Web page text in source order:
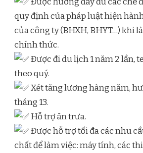
quy định của pháp luật hiện
của công ty (BHXH, BHYT…) khi
chính thức.
Được đi du lịch 1 năm 2 lần,
theo quý.
Xét tăng lương hàng năm,
tháng 13.
Hỗ trợ ăn trưa.
Được hỗ trợ tối đa các nhu
chất để làm việc: máy tính, các